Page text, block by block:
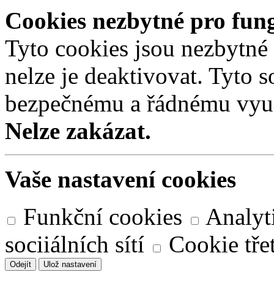
Cookies nezbytné pro
Tyto cookies jsou
nelze je deaktivovat. Tyto
bezpečnému a řádnému
Nelze zakázat.
Vaše nastavení cookies
Funkční cookies
sociiálních sítí
Cookie
Odejít